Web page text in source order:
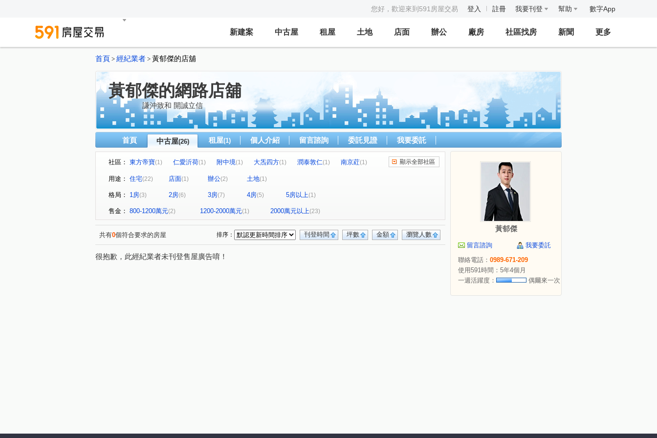
您好，歡迎來到591房屋交易 登入 註冊 我要刊登 幫助 數字App
新建案 中古屋 租屋 土地 店面 辦公 廠房 社區找房 新聞 更多
首頁 > 經紀業者 > 黃郁傑的店舖
黃郁傑的網路店舖
謙沖致和 開誠立信
首頁 中古屋(26) 租屋(1) 個人介紹 留言諮詢 委託見證 我要委託
社區： 東方帝寶(1) 仁愛沂荷(1) 附中境(1) 大炁四方(1) 潤泰敦仁(1) 南京葒(1)
璞真仰心 敦南自在
仁愛新城乙基地(1) 富享榮華(1) 方念拾山(1) 瑪陵坑段(1)
大安路一段(1) (1) 信義路三段(1) 松勤街(1) 敦化南路一段
林森北路(1) 松江路(1) 信義路四段(1) 杭州南路一段(3) 潮州街(1)
明志路三段(1) 大安路二段(1) 忠孝東路三段(1) 永康街 (1)
仁愛路二段(1) 民權東路六段(1) 仁愛路四段(1) 吳興街(1) 金華街(1)
新生南路一段(1) 青田街(1)
顯示全部社區
用途： 住宅(22) 店面(1) 辦公(2) 土地(1)
格局： 1房(3) 2房(6) 3房(7) 4房(5) 5房以上(1)
售金： 800-1200萬元(2) 1200-2000萬元(1) 2000萬元以上(23)
共有0個符合要求的房屋 瀏覽人數
金額
坪數
刊登時間
排序：
很抱歉，此經紀業者未刊登售屋廣告唷！
黃郁傑
留言諮詢
我要委託
聯絡電話： 0989-671-209
使用591時間：5年4個月
一週活躍度：
偶爾來一次